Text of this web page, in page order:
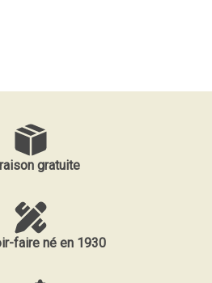
gratuite
faire né en 1930